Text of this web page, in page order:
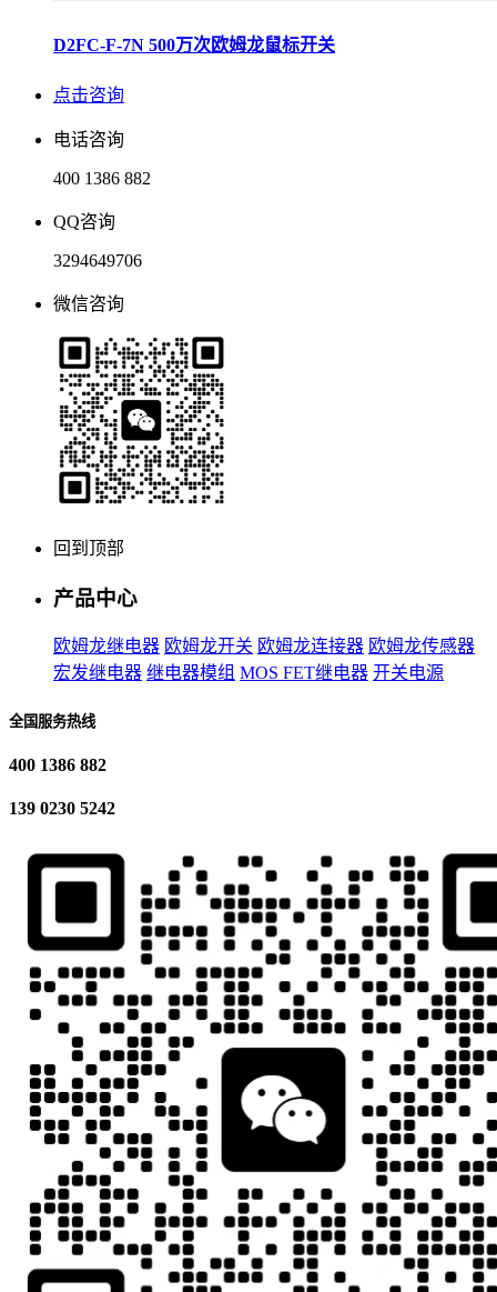
D2FC-F-7N 500万次欧姆龙鼠标开关
点击咨询
电话咨询
400 1386 882
QQ咨询
3294649706
微信咨询
回到顶部
产品中心
欧姆龙继电器 欧姆龙开关 欧姆龙连接器 欧姆龙传感器
宏发继电器 继电器模组 MOS FET继电器 开关电源
全国服务热线
400 1386 882
139 0230 5242